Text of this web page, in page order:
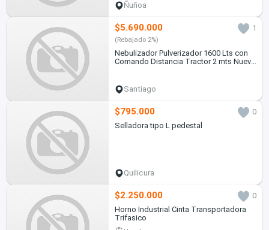
Ñuñoa
$5.690.000 1
(Rebajado 2%)
Nebulizador Pulverizador 1600 Lts con
Comando Distancia Tractor 2 mts Nuevo
Santiago
$795.000
0
Selladora tipo L pedestal
Quilicura
$2.250.000
0
Horno Industrial Cinta Transportadora
Trifasico